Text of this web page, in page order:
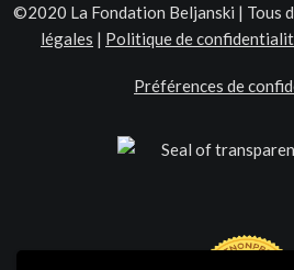
©2020 La Fondation Beljanski | Tous
légales | Politique de
Préférences de